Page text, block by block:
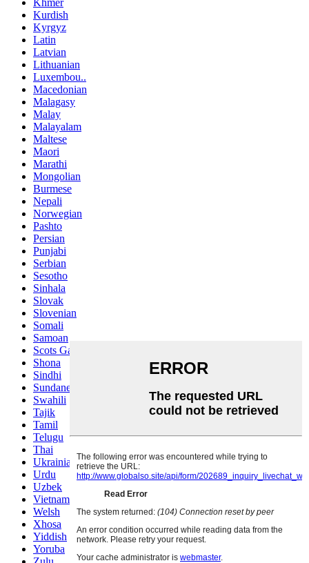
Khmer
Kurdish
Kyrgyz
Latin
Latvian
Lithuanian
Luxembou..
Macedonian
Malagasy
Malay
Malayalam
Maltese
Maori
Marathi
Mongolian
Burmese
Nepali
Norwegian
Pashto
Persian
Punjabi
Serbian
Sesotho
Sinhala
Slovak
Slovenian
Somali
Samoan
Scots Gaelic
Shona
Sindhi
Sundanese
Swahili
Tajik
Tamil
Telugu
Thai
Ukrainian
Urdu
Uzbek
Vietnamese
Welsh
Xhosa
Yiddish
Yoruba